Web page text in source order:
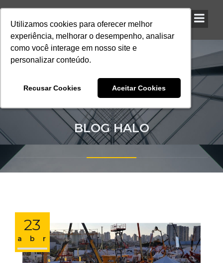
Utilizamos cookies para oferecer melhor
experiência, melhorar o desempenho, analisar
como você interage em nosso site e
personalizar conteúdo.
Recusar Cookies Aceitar Cookies
Utilizamos cookies para oferecer melhor
experiência, melhorar o desempenho, analisar
como você interage em nosso site e
personalizar conteúdo.
Recusar Cookies Aceitar Cookies
Utilizamos cookies para oferecer melhor
experiência, melhorar o desempenho, analisar
como você interage em nosso site e
personalizar conteúdo.
Recusar Cookies Aceitar Cookies
BLOG HALO
23
abr